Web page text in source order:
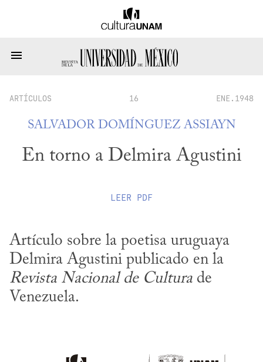
ARTÍCULOS 16 ENE.1948
SALVADOR DOMÍNGUEZ ASSIAYN
En torno a Delmira Agustini
LEER PDF
Artículo sobre la poetisa uruguaya
Revista Nacional de Cultura de
Venezuela.